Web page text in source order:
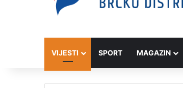
VIJESTI SPORT MAGAZIN